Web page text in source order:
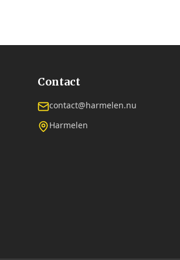
Contact
contact@harmelen.nu
Harmelen